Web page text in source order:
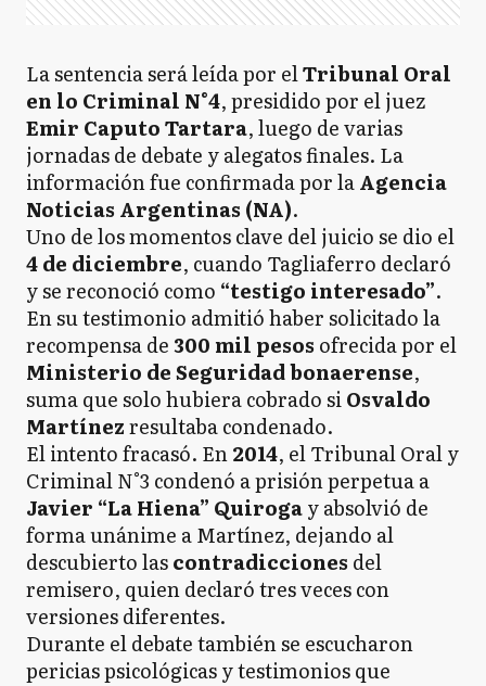
La sentencia será leída por elTribunal Oral
en lo Criminal N°4, presidido por el juez
Emir Caputo Tartara, luego de varias
jornadas de debate y alegatos finales. La
información fue confirmada por laAgencia
Noticias Argentinas (NA).
Uno de los momentos clave del juicio se dio el
4 de diciembre, cuando Tagliaferro declaró
y se reconoció como “testigo interesado”.
En su testimonio admitió haber solicitado la
recompensa de300 mil pesos ofrecida por el
Ministerio de Seguridad bonaerense,
suma que solo hubiera cobrado siOsvaldo
Martínezresultaba condenado.
El intento fracasó. En2014, el Tribunal Oral y
Criminal N°3 condenó a prisión perpetua a
Javier “La Hiena” Quirogay absolvió de
forma unánime a Martínez, dejando al
descubierto lascontradicciones del
remisero, quien declaró tres veces con
versiones diferentes.
Durante el debate también se escucharon
pericias psicológicas y testimonios que